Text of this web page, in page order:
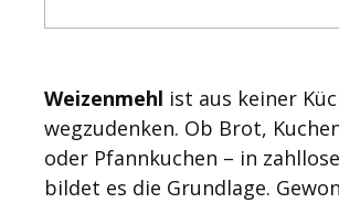
Weizenmehl ist aus keiner
wegzudenken. Ob Brot,
oder Pfannkuchen – in
bildet es die Grundlage.